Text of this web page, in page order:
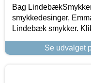
Bag
smykkedesinger,
Lindebæk smykker.
Se udvalget